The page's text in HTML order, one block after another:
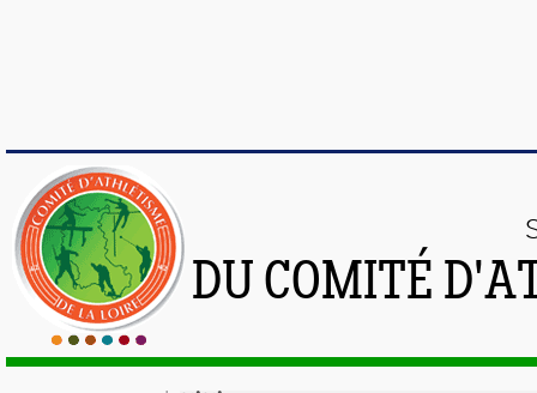
DU COMITÉ